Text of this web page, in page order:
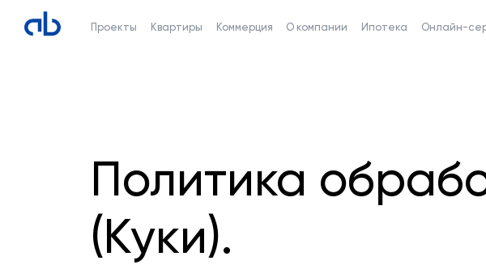
Проекты Квартиры Коммерция О компании Ипотека Онлайн-
Политика
(Куки).